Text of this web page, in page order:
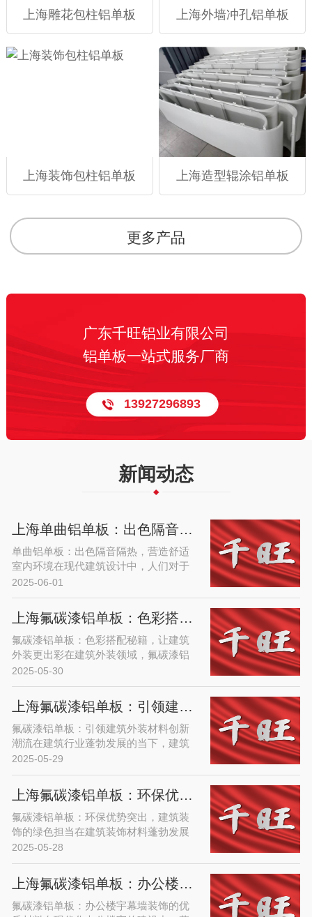
上海雕花包柱铝单板 上海外墙冲孔铝单板
上海装饰包柱铝单板 上海造型辊涂铝单板
更多产品
广东千旺铝业有限公司
铝单板一站式服务厂商
13927296893
新闻动态
上海单曲铝单板：出色隔音隔热，营造舒适室内环境
单曲铝单板：出色隔音隔热，营造舒适
室内环境在现代建筑设计中，人们对于
室内环境的舒适度要求日益提高，而隔
音隔热性能是衡量室内环境质量的重要
指标。单曲铝单......
2025-06-01
上海氟碳漆铝单板：色彩搭配秘籍，让建筑外装更出彩
氟碳漆铝单板：色彩搭配秘籍，让建筑
外装更出彩在建筑外装领域，氟碳漆铝
单板凭借其优异的性能和丰富的表现
力，成为众多建筑师和设计师的心头
好。而色彩，作为建......
2025-05-30
上海氟碳漆铝单板：引领建筑外装材料创新潮流
氟碳漆铝单板：引领建筑外装材料创新
潮流在建筑行业蓬勃发展的当下，建筑
外装材料不仅承担着保护建筑主体的基
本功能，更成为展现建筑风格、彰显城
市风貌的关键元......
2025-05-29
上海氟碳漆铝单板：环保优势突出，建筑装饰的绿色担当
氟碳漆铝单板：环保优势突出，建筑装
饰的绿色担当在建筑装饰材料蓬勃发展
的当下，环保已成为衡量材料优劣的关
键指标。氟碳漆铝单板凭借其突出的环
保优势，在众多......
2025-05-28
上海氟碳漆铝单板：办公楼宇幕墙装饰的优质材料
氟碳漆铝单板：办公楼宇幕墙装饰的优